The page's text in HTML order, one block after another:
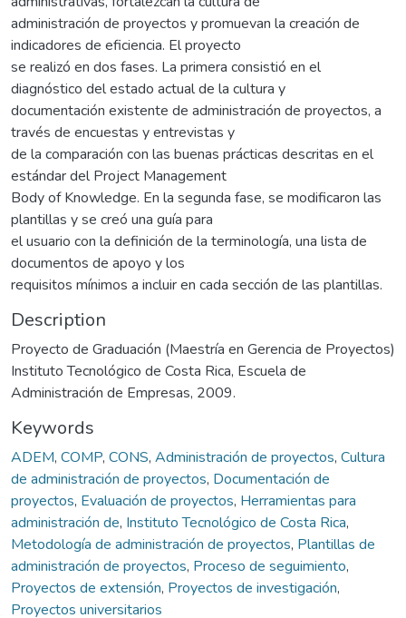
administración de proyectos y promuevan la creación de
indicadores de eficiencia. El proyecto
se realizó en dos fases. La primera consistió en el
diagnóstico del estado actual de la cultura y
documentación existente de administración de proyectos, a
través de encuestas y entrevistas y
de la comparación con las buenas prácticas descritas en el
estándar del Project Management
Body of Knowledge. En la segunda fase, se modificaron las
plantillas y se creó una guía para
el usuario con la definición de la terminología, una lista de
documentos de apoyo y los
requisitos mínimos a incluir en cada sección de las plantillas.
Description
Proyecto de Graduación (Maestría en Gerencia de Proyectos)
Instituto Tecnológico de Costa Rica, Escuela de
Administración de Empresas, 2009.
Keywords
ADEM, COMP, CONS, Administración de proyectos, Cultura
de administración de proyectos, Documentación de
proyectos, Evaluación de proyectos, Herramientas para
administración de, Instituto Tecnológico de Costa Rica,
Metodología de administración de proyectos, Plantillas de
administración de proyectos, Proceso de seguimiento,
Proyectos de extensión, Proyectos de investigación,
Proyectos universitarios